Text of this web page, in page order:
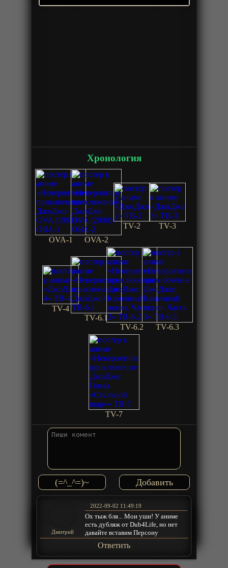
Хронология
OVA-1 OVA-2
TV-2 TV-3
TV-4
TV-6.1
TV-6.2
TV-6.3
TV-7
(=^_^=)~
Дмитрий
2022-09-02 11:49:19
Ох тыж бля... Мои уши! У аниме
есть дубляж от Dub4Life, но нет
давайте вставим Персону
Ответить